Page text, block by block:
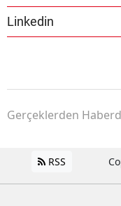
Linkedin
Gerçeklerden
RSS